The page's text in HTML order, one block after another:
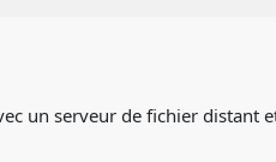
un serveur de fichier distant